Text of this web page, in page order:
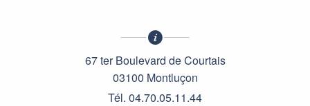
67 ter Boulevard de Courtais
03100 Montluçon
Tél. 04.70.05.11.44